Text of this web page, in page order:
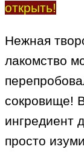
открыть!
Нежная
лакомство
сокровище!
ингредиент
просто